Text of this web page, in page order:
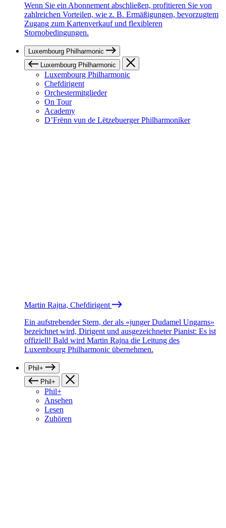
Wenn Sie ein Abonnement abschließen, profitieren Sie von
zahlreichen Vorteilen, wie z. B. Ermäßigungen, bevorzugtem
Zugang zum Kartenverkauf und flexibleren
Stornobedingungen.
Luxembourg Philharmonic
Luxembourg Philharmonic
Luxembourg Philharmonic
Chefdirigent
Orchestermitglieder
On Tour
Academy
D’Frënn vun de Lëtzebuerger Philharmoniker
Martin Rajna, Chefdirigent
Ein aufstrebender Stern, der als «junger Dudamel Ungarns»
bezeichnet wird, Dirigent und ausgezeichneter Pianist: Es ist
offiziell! Bald wird Martin Rajna die Leitung des
Luxembourg Philharmonic übernehmen.
Phil+
Phil+
Phil+
Ansehen
Lesen
Zuhören